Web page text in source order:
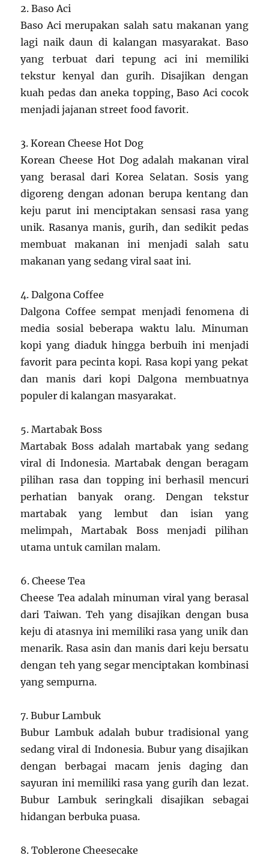
2. Baso Aci
Baso Aci merupakan salah satu makanan yang
lagi naik daun di kalangan masyarakat. Baso
yang terbuat dari tepung aci ini memiliki
tekstur kenyal dan gurih. Disajikan dengan
kuah pedas dan aneka topping, Baso Aci cocok
menjadi jajanan street food favorit.
3. Korean Cheese Hot Dog
Korean Cheese Hot Dog adalah makanan viral
yang berasal dari Korea Selatan. Sosis yang
digoreng dengan adonan berupa kentang dan
keju parut ini menciptakan sensasi rasa yang
unik. Rasanya manis, gurih, dan sedikit pedas
membuat makanan ini menjadi salah satu
makanan yang sedang viral saat ini.
4. Dalgona Coffee
Dalgona Coffee sempat menjadi fenomena di
media sosial beberapa waktu lalu. Minuman
kopi yang diaduk hingga berbuih ini menjadi
favorit para pecinta kopi. Rasa kopi yang pekat
dan manis dari kopi Dalgona membuatnya
populer di kalangan masyarakat.
5. Martabak Boss
Martabak Boss adalah martabak yang sedang
viral di Indonesia. Martabak dengan beragam
pilihan rasa dan topping ini berhasil mencuri
perhatian banyak orang. Dengan tekstur
martabak yang lembut dan isian yang
melimpah, Martabak Boss menjadi pilihan
utama untuk camilan malam.
6. Cheese Tea
Cheese Tea adalah minuman viral yang berasal
dari Taiwan. Teh yang disajikan dengan busa
keju di atasnya ini memiliki rasa yang unik dan
menarik. Rasa asin dan manis dari keju bersatu
dengan teh yang segar menciptakan kombinasi
yang sempurna.
7. Bubur Lambuk
Bubur Lambuk adalah bubur tradisional yang
sedang viral di Indonesia. Bubur yang disajikan
dengan berbagai macam jenis daging dan
sayuran ini memiliki rasa yang gurih dan lezat.
Bubur Lambuk seringkali disajikan sebagai
hidangan berbuka puasa.
8. Toblerone Cheesecake